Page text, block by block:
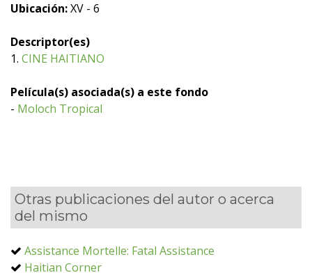
Ubicación:XV - 6
Descriptor(es)
1. CINE HAITIANO
Película(s) asociada(s) a este fondo
- Moloch Tropical
Otras publicaciones del autor o acerca
del mismo
Assistance Mortelle: Fatal Assistance
Haitian Corner